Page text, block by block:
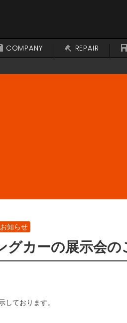
COMPANY REPAIR
お知らせ
グカーの展示会の
しております。